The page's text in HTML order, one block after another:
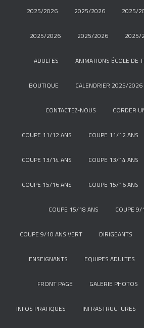
2025/2026 2025/2026 2025/
2025/2026 2025/2026 2025/
ADULTES ANIMATIONS ÉCOLE DE
BOUTIQUE CALENDRIER 2025/2026
CONTACTEZ-NOUS CORDER
COUPE 11/12 ANS COUPE 11/12 ANS
COUPE 13/14 ANS COUPE 13/14 ANS
COUPE 15/16 ANS COUPE 15/16 ANS
COUPE 15/18 ANS COUPE
COUPE 9/10 ANS VERT DIRIGEANTS
ENSEIGNANTS EQUIPES ADULTES
FRONT PAGE GALERIE PHOTOS
INFOS PRATIQUES INFRASTRUCTURES